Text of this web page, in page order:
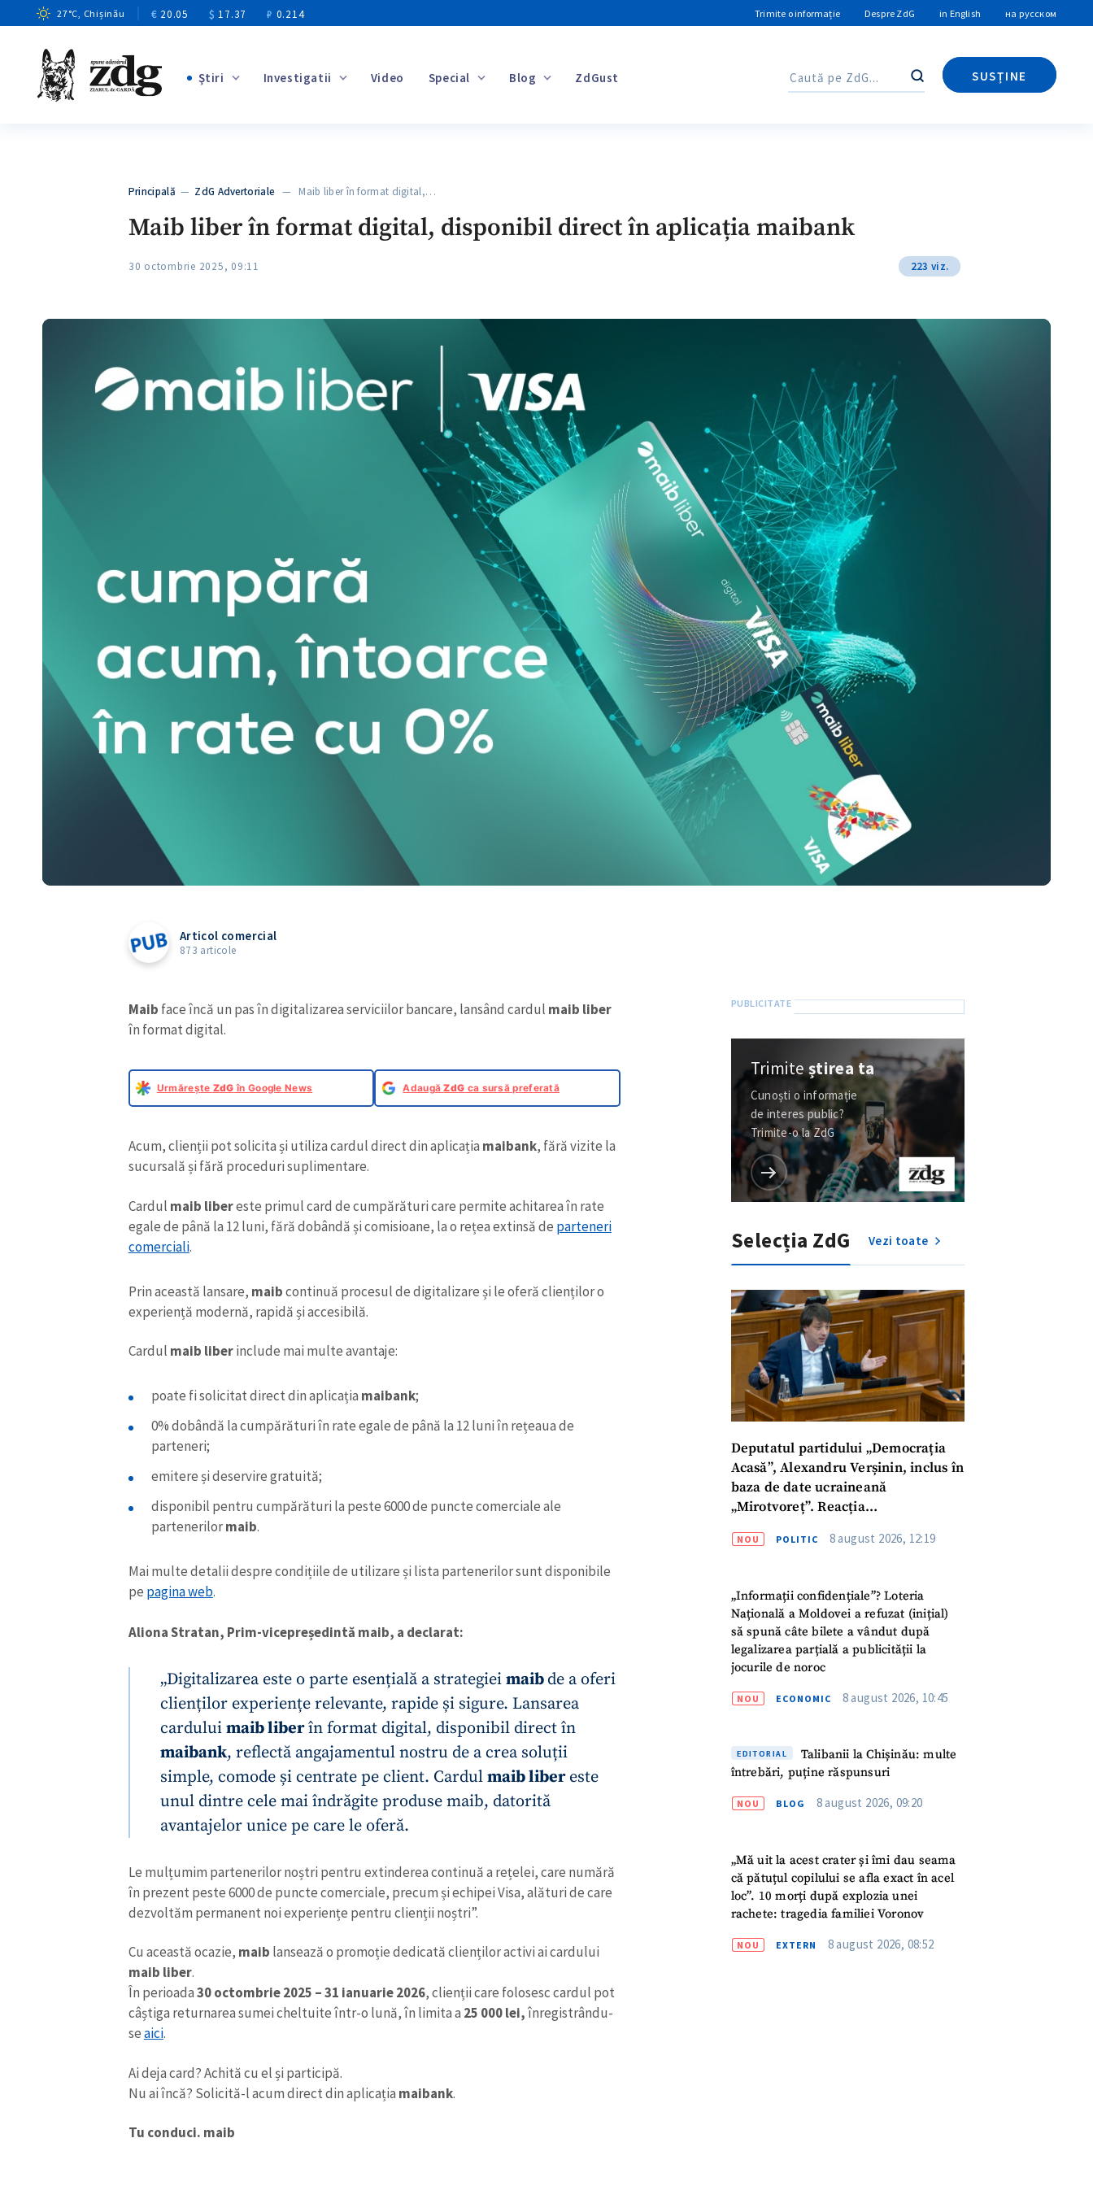
27°C, Chișinău € 20.05 $ 17.37 ₽ 0.214 Trimite o informație Despre ZdG in English на русском
Ştiri Investigatii Video Special Blog ZdGust Caută
SUSȚINE
Caută
Principală — ZdG Advertoriale — Maib liber în format digital,…
Maib liber în format digital, disponibil direct în aplicația maibank
30 octombrie 2025, 09:11 223 viz.
Articol comercial
873 articole
Maib face încă un pas în digitalizarea serviciilor bancare, lansând cardul maib liber
în format digital.
Urmărește ZdG în Google News AdaugăZdG ca sursă preferată
Acum, clienții pot solicita și utiliza cardul direct din aplicația maibank, fără vizite la
sucursală și fără proceduri suplimentare.
Cardul maib libereste primul card de cumpărături care permite achitarea în rate
egale de până la 12 luni, fără dobândă și comisioane, la o rețea extinsă de parteneri
comerciali.
Prin această lansare, maibcontinuă procesul de digitalizare și le oferă clienților o
experiență modernă, rapidă și accesibilă.
Cardul maib liberinclude mai multe avantaje:
poate fi solicitat direct din aplicația maibank;
0% dobândă la cumpărături în rate egale de până la 12 luni în rețeaua de
parteneri;
emitere și deservire gratuită;
disponibil pentru cumpărături la peste 6000 de puncte comerciale ale
partenerilormaib.
Mai multe detalii despre condițiile de utilizare și lista partenerilor sunt disponibile
pe pagina web.
Aliona Stratan, Prim-vicepreședintă maib, a declarat:
„Digitalizarea este o parte esențială a strategieimaibde a oferi
clienților experiențe relevante, rapide și sigure. Lansarea
carduluimaib liberîn format digital, disponibil direct în
maibank, reflectă angajamentul nostru de a crea soluții
simple, comode și centrate pe client. Cardulmaib libereste
unul dintre cele mai îndrăgite produse maib, datorită
avantajelor unice pe care le oferă.
Le mulțumim partenerilor noștri pentru extinderea continuă a rețelei, care numără
în prezent peste 6000 de puncte comerciale, precum și echipei Visa, alături de care
dezvoltăm permanent noi experiențe pentru clienții noștri”.
Cu această ocazie, maib lansează o promoție dedicată clienților activi ai cardului
maib liber.
În perioada30 octombrie 2025 – 31 ianuarie 2026, clienții care folosesc cardul pot
câștiga returnarea sumei cheltuite într-o lună, în limita a 25 000 lei,înregistrându-
seaici.
Ai deja card? Achită cu el și participă.
Nu ai încă? Solicită-l acum direct din aplicația maibank.
Tu conduci. maib
Trimiteștirea ta
Cunoști o informație
de interes public?
Trimite-o la ZdG
Selecția ZdG Vezi toate
Deputatul partidului „Democrația
Acasă”, Alexandru Verșinin, inclus în
baza de date ucraineană
„Mirotvoreț”. Reacția
NOU POLITIC 8 august 2026, 12:19
„Informații confidențiale”? Loteria
Națională a Moldovei a refuzat (inițial)
să spună câte bilete a vândut după
legalizarea parțială a publicității la
jocurile de noroc
NOU ECONOMIC 8 august 2026, 10:45
EDITORIAL
Talibanii la Chișinău: multe
întrebări, puține răspunsuri
NOU BLOG 8 august 2026, 09:20
„Mă uit la acest crater și îmi dau seama
că pătuțul copilului se afla exact în acel
loc”. 10 morți după explozia unei
rachete: tragedia familiei Voronov
NOU EXTERN 8 august 2026, 08:52
ȘTIREA MEA
Titlu știre + Adaugă titlu
Fotografie + Încarcă imagine
Link media
Mesajul știrei + Mesajul știrei
+ Numele meu
+ Telefon personal
Am citit și sunt de acord cupolitica de